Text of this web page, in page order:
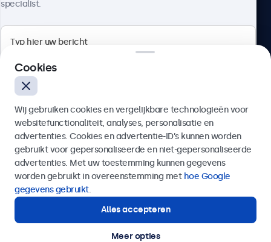
4.8/5 door 5000+ bedrijven
Nederlands
specialist.
Verzenden
Of bel ons op
Hulp of advies nodig?
Direct contact met een specialist.
Cookies
Wij gebruiken cookies en vergelijkbare technologieën voor
websitefunctionaliteit, analyses, personalisatie en
advertenties. Cookies en advertentie-ID’s kunnen worden
gebruikt voor gepersonaliseerde en niet-gepersonaliseerde
advertenties. Met uw toestemming kunnen gegevens
worden gebruikt in overeenstemming met hoe Google
gegevens gebruikt.
Alles accepteren
Meer opties